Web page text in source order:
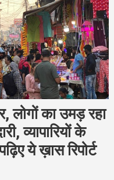
लोगों का उमड़ रहा
व्यापारियों के
ये ख़ास रिपोर्ट